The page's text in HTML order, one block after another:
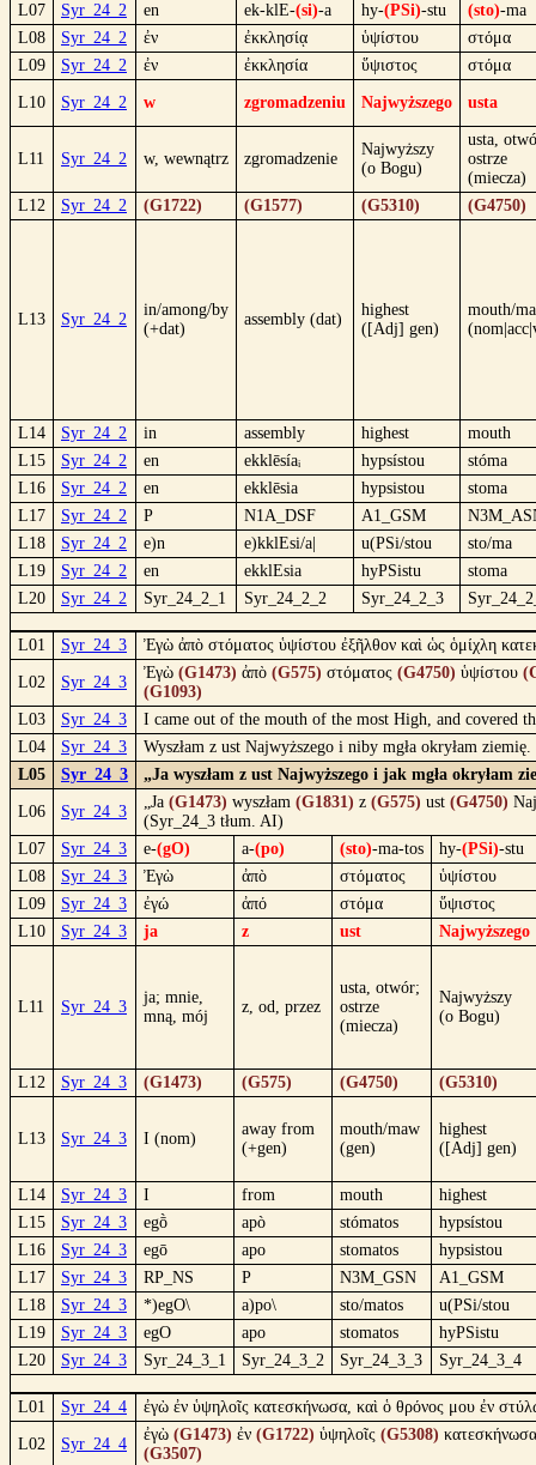
L07
Syr_24_2 en ek-klE-(si)-a hy-(PSi)-stu (sto)-ma
L08
Syr_24_2 ἐν ἐκκλησίᾳ ὑψίστου
στόμα
L09
Syr_24_2 ἐν ἐκκλησία ὕψιστος στόμα
L10 Syr_24_2 w zgromadzeniu Najwyższego usta
L11 Syr_24_2 w, wewnątrz zgromadzenie
Najwyższy
(o Bogu)
usta,
ostrze
(miecza)
L12
Syr_24_2 (G1722) (G1577) (G5310) (G4750)
L13 Syr_24_2
in/among/by
(+dat)
assembly (dat)
highest
([Adj] gen)
mouth/
L14 Syr_24_2 in assembly highest
mouth
L15
Syr_24_2 en ekklēsíaᵢ hypsístou
stóma
L16
Syr_24_2 en ekklēsia hypsistou
stoma
L17
Syr_24_2 P N1A_DSF A1_GSM
L18
Syr_24_2 e)n e)kklEsi/a| u(PSi/stou
sto/ma
L19
Syr_24_2 en ekklEsia hyPSistu
stoma
L20
Syr_24_2 Syr_24_2_1 Syr_24_2_2 Syr_24_2_3
L01 Syr_24_3 Ἐγὼ ἀπὸ στόματος ὑψίστου ἐξῆλθον καὶ ὡς ὁμίχλη
L02 Syr_24_3
Ἐγὼ (G1473) ἀπὸ (G575) στόματος (G4750) ὑψίστου
(G1093)
L03
Syr_24_3
I came out of the mouth of the most High, and covered
L04
Syr_24_3
Wyszłam z ust Najwyższego i niby mgła okryłam
L05
Syr_24_3 „Ja wyszłam z ust Najwyższego i jak mgła okryłam
L06 Syr_24_3
„Ja (G1473) wyszłam (G1831) z (G575) ust (G4750)
(Syr_24_3 tłum. AI)
L07
Syr_24_3 e-(gO) a-(po) (sto)-ma-tos hy-(PSi)-stu
L08
Syr_24_3 Ἐγὼ ἀπὸ στόματος
ὑψίστου
L09
Syr_24_3 ἐγώ ἀπό στόμα
ὕψιστος
L10
Syr_24_3 ja z ust Najwyższego
L11 Syr_24_3
ja; mnie,
mną, mój
z, od, przez
usta, otwór;
ostrze
(miecza)
Najwyższy
(o Bogu)
L12 Syr_24_3 (G1473) (G575) (G4750) (G5310)
L13 Syr_24_3 I (nom)
away from
(+gen)
mouth/maw
(gen)
highest
([Adj] gen)
L14 Syr_24_3 I from mouth
highest
L15
Syr_24_3 egṑ apò stómatos
hypsístou
L16
Syr_24_3 egō apo stomatos
hypsistou
L17
Syr_24_3 RP_NS P N3M_GSN
A1_GSM
L18
Syr_24_3 *)egO\ a)po\ sto/matos
u(PSi/stou
L19
Syr_24_3 egO apo stomatos
hyPSistu
L20
Syr_24_3 Syr_24_3_1 Syr_24_3_2 Syr_24_3_3 Syr_24_3_4
L01 Syr_24_4 ἐγὼ ἐν ὑψηλοῖς κατεσκήνωσα, καὶ ὁ θρόνος μου ἐν
L02 Syr_24_4
ἐγὼ (G1473) ἐν (G1722) ὑψηλοῖς (G5308)
(G3507)